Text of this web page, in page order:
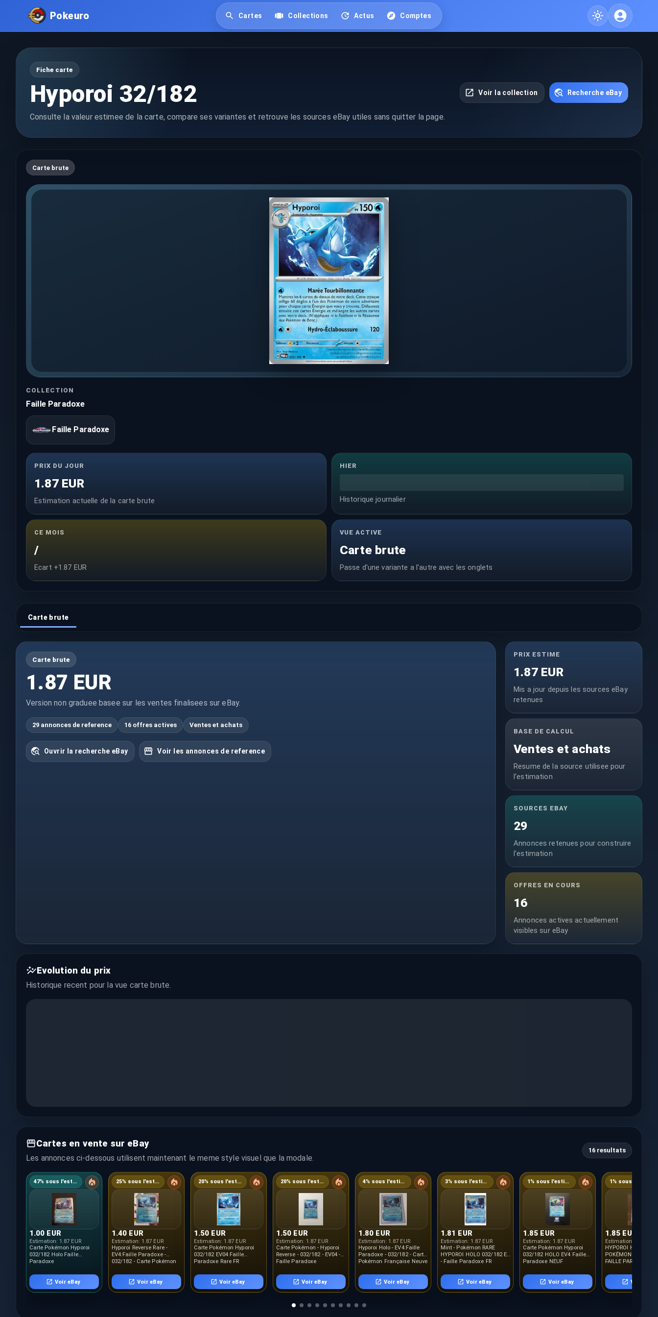
Pokeuro Cartes Collections Actus Comptes
Fiche carte
Hyporoi 32/182
Consulte la valeur estimee de la carte, compare ses variantes et retrouve les sources eBay utiles sans quitter la page.
Voir la collection Recherche eBay
Carte brute
COLLECTION
Faille Paradoxe
Faille Paradoxe
PRIX DU JOUR
1.87 EUR
Estimation actuelle de la carte brute
HIER
Historique journalier
CE MOIS
/
Ecart +1.87 EUR
VUE ACTIVE
Carte brute
Passe d'une variante a l'autre avec les onglets
Carte brute
Carte brute
1.87 EUR
Version non graduee basee sur les ventes finalisees sur eBay.
29 annonces de reference 16 offres actives Ventes et achats
Ouvrir la recherche eBay Voir les annonces de reference
PRIX ESTIME
1.87 EUR
Mis a jour depuis les sources eBay
retenues
BASE DE CALCUL
Ventes et achats
Resume de la source utilisee pour
l'estimation
SOURCES EBAY
29
Annonces retenues pour construire
l'estimation
OFFRES EN COURS
16
Annonces actives actuellement
visibles sur eBay
Evolution du prix
Historique recent pour la vue carte brute
Cartes en vente sur eBay
Les annonces ci-dessous utilisent maintenant le meme style visuel que la modale.
16 resultats
47% sous l'estimation
1.00 EUR
Estimation: 1.87 EUR
Carte Pokémon Hyporoi
032/182 Holo Faille
Paradoxe
Voir eBay
25% sous l'estimation
1.40 EUR
Estimation: 1.87 EUR
Hyporoi Reverse Rare -
EV4:Faille Paradoxe -
032/182 - Carte Pokémon
Voir eBay
20% sous l'estimation
1.50 EUR
Estimation: 1.87 EUR
Carte Pokémon Hyporoi
032/182 EV04 Faille
Paradoxe Rare FR
Voir eBay
20% sous l'estimation
1.50 EUR
Estimation: 1.87 EUR
Carte Pokémon - Hyporoi
Reverse - 032/182 - EV04 -
Faille Paradoxe
Voir eBay
4% sous l'estimation
1.80 EUR
Estimation: 1.87 EUR
Hyporoi Holo - EV4:Faille
Paradoxe - 032/182 - Carte
Pokémon Française Neuve
Voir eBay
3% sous l'estimation
1.81 EUR
Estimation: 1.87 EUR
Mint - Pokémon RARE
HYPOROI HOLO 032/182 EV
- Faille Paradoxe FR
Voir eBay
1% sous l'estimation
1.85 EUR
Estimation: 1.87 EUR
Carte Pokémon Hyporoi
032/182 HOLO EV4 Faille
Paradoxe NEUF
Voir eBay
1.85 EUR
Estimation:
HYPOROI HOLO -
POKÉMON 032/182
FAILLE PARADOXE
Voir eBay